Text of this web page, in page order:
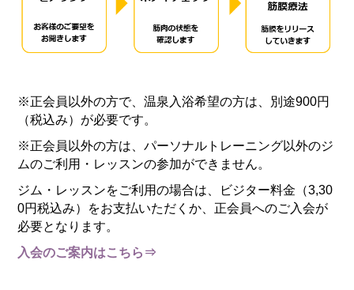
※正会員以外の方で、温泉入浴希望の方は、別途900円
（税込み）が必要です。
※正会員以外の方は、パーソナルトレーニング以外のジ
ムのご利用・レッスンの参加ができません。
ジム・レッスンをご利用の場合は、ビジター料金（3,30
0円税込み）をお支払いただくか、正会員へのご入会が
必要となります。
入会のご案内はこちら⇒